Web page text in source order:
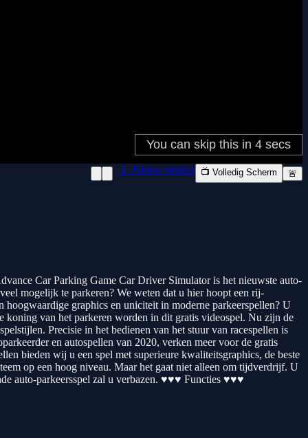
📱 Nieuw venster 📺 Volledig Scherm 🚨
Car Parking Game Car Driver Simulator is het nieuwste auto-
mogelijk te parkeren? We weten dat u hier hoopt een rij-
graphics en uniciteit in moderne parkeerspellen? U
van het parkeren worden in dit gratis videospel. Nu zijn de
Precisie in het bedienen van het stuur van racespellen is
en autospellen van 2020, verken meer voor de gratis
bieden wij u een spel met superieure kwaliteitsgraphics, de beste
op een hoog niveau. Maar het gaat niet alleen om tijdverdrijf. U
auto-parkeersspel zal u verbazen. ♥♥♥ Functies ♥♥♥